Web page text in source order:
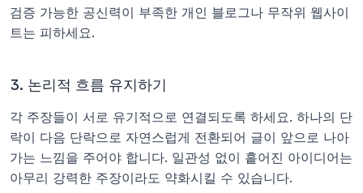
검증 가능한 공신력이 부족한 개인 블로그나 무작위 웹사이
트는 피하세요.
3. 논리적 흐름 유지하기
각 주장들이 서로 유기적으로 연결되도록 하세요. 하나의 단
락이 다음 단락으로 자연스럽게 전환되어 글이 앞으로 나아
가는 느낌을 주어야 합니다. 일관성 없이 흩어진 아이디어는
아무리 강력한 주장이라도 약화시킬 수 있습니다.